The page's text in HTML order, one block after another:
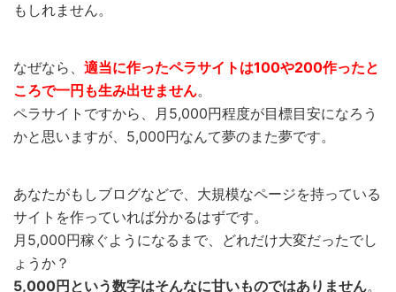
もしれません。
なぜなら、 適当に作ったペラサイトは100や200作ったと
ころで一円も生み出せません。
ペラサイトですから、月5,000円程度が目標目安になろう
かと思いますが、5,000円なんて夢のまた夢です。
あなたがもしブログなどで、大規模なページを持っている
サイトを作っていれば分かるはずです。
月5,000円稼ぐようになるまで、どれだけ大変だったでし
ょうか？
5,000円という数字はそんなに甘いものではありません。